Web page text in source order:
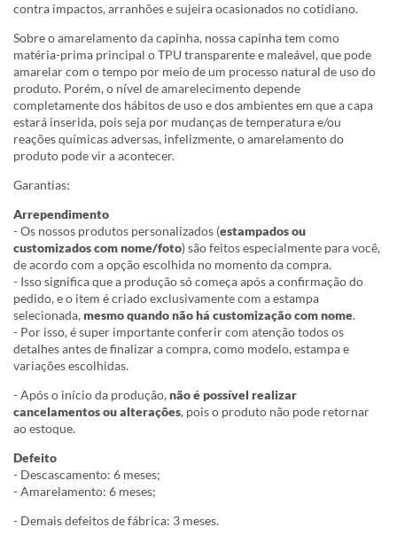
contra impactos, arranhões e sujeira ocasionados no cotidiano.
Sobre o amarelamento da capinha, nossa capinha tem como
matéria-prima principal o TPU transparente e maleável, que pode
amarelar com o tempo por meio de um processo natural de uso do
produto. Porém, o nível de amarelecimento depende
completamente dos hábitos de uso e dos ambientes em que a capa
estará inserida, pois seja por mudanças de temperatura e/ou
reações químicas adversas, infelizmente, o amarelamento do
produto pode vir a acontecer.
Garantias:
Arrependimento
- Os nossos produtos personalizados (estampados ou
customizados com nome/foto) são feitos especialmente para você,
de acordo com a opção escolhida no momento da compra.
- Isso significa que a produção só começa após a confirmação do
pedido, e o item é criado exclusivamente com a estampa
selecionada,mesmo quando não há customização com nome.
- Por isso, é super importante conferir com atenção todos os
detalhes antes de finalizar a compra, como modelo, estampa e
variações escolhidas.
- Após o início da produção,não é possível realizar
cancelamentos ou alterações, pois o produto não pode retornar
ao estoque.
Defeito
- Descascamento: 6 meses;
- Amarelamento: 6 meses;
- Demais defeitos de fábrica: 3 meses.